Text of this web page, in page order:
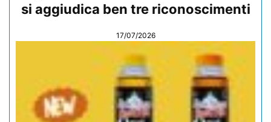
si aggiudica ben tre riconoscimenti
17/07/2026